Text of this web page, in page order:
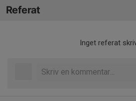
Referat
Inget referat